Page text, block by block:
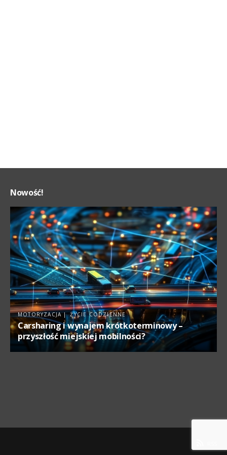
Nowość!
MOTORYZACJA ŻYCIE CODZIENNE
Carsharing i wynajem krótkoterminowy –
przyszłość miejskiej mobilności?